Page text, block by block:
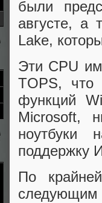
были
августе, а
Lake,
Эти CPU
TOPS, что
функций
Microsoft,
ноутбуки
поддержку
По
следующим